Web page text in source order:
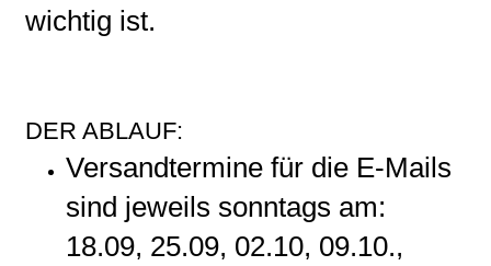
wichtig ist.
DER ABLAUF:
Versandtermine für die E-Mails
sind jeweils sonntags am:
18.09, 25.09, 02.10, 09.10.,